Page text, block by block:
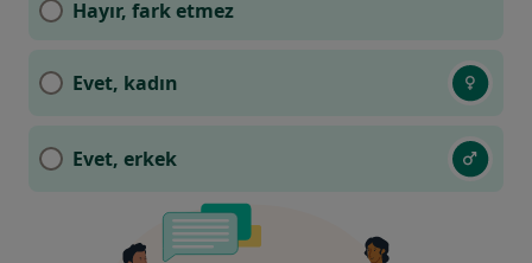
Hayır, fark etmez
Evet, kadın
Evet, erkek